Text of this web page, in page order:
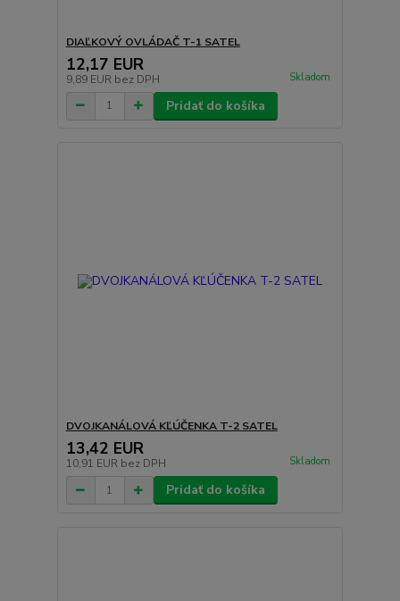
DIAĽKOVÝ OVLÁDAČ T-1 SATEL
12,17 EUR
9,89 EUR bez DPH Skladom
Pridať do košíka
DVOJKANÁLOVÁ KĽÚČENKA T-2 SATEL
13,42 EUR
10,91 EUR bez DPH Skladom
Pridať do košíka